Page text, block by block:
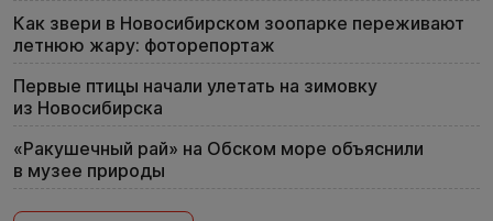
Как звери в Новосибирском зоопарке переживают
летнюю жару: фоторепортаж
Первые птицы начали улетать на зимовку
из Новосибирска
«Ракушечный рай» на Обском море объяснили
в музее природы